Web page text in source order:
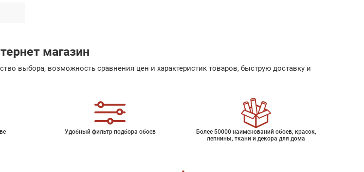
магазин
выбора, возможность сравнения цен и характеристик товаров, быструю доставку и
Удобный фильтр подбора обоев
Более 50000 наименований обоев, красок,
лепнины, ткани и декора для дома